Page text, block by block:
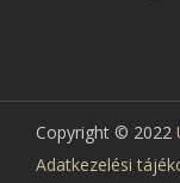
Copyright © 2022
Adatkezelési